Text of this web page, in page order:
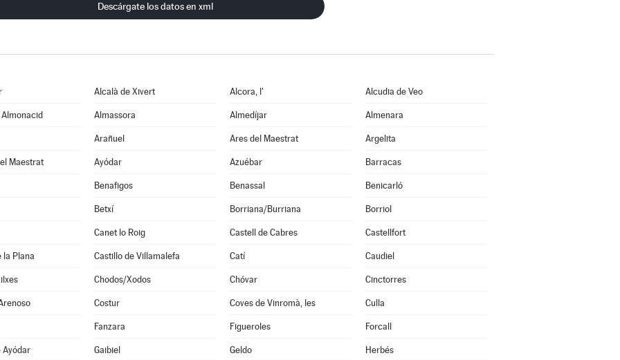
Descárgate los datos en xml
Alcalà de Xivert Alcora, l' Alcudia de Veo
Almassora Almedíjar Almenara
Arañuel Ares del Maestrat Argelita
Maestrat Ayódar Azuébar Barracas
Benafigos Benassal Benicarló
Betxí Borriana/Burriana Borriol
Canet lo Roig Castell de Cabres Castellfort
la Plana Castillo de Villamalefa Catí Caudiel
Chodos/Xodos Chóvar Cinctorres
Costur Coves de Vinromà, les Culla
Fanzara Figueroles Forcall
Ayódar Gaibiel Geldo Herbés